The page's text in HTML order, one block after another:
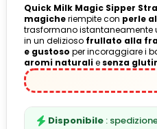
Quick Milk Magic Sipper
magicheriempite con perle
trasformano istantaneamente
in un delizioso frullato alla
e gustoso per incoraggiare i
aromi naturalie senza
Disponibile :